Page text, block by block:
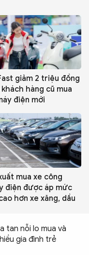
an
giảm 2 triệu đồng
hàng cũ mua
điện mới
mua xe công
điện được áp mức
hơn xe xăng, dầu
tan nỗi lo mua và
gia đình trẻ